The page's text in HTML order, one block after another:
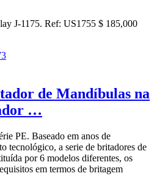
J-1175. Ref: US1755 $ 185,000
de Mandíbulas na
…
PE. Baseado em anos de
tecnológico, a serie de britadores de
por 6 modelos diferentes, os
em termos de britagem